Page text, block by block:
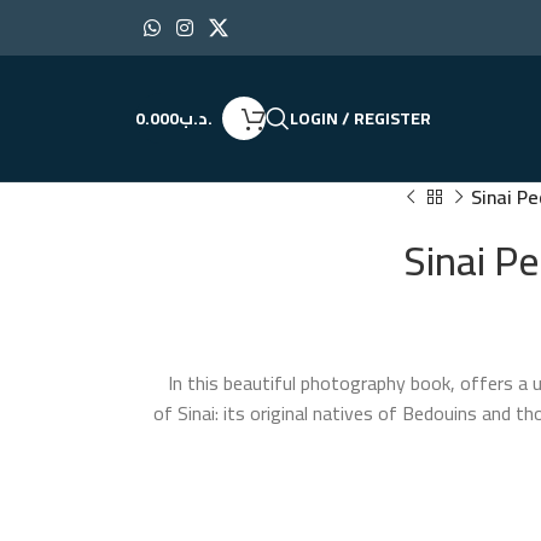
LOGIN / REGISTER .د.ب0.000
Sinai
Sinai
In this beautiful photography book, offers a
of Sinai: its original natives of Bedouins and